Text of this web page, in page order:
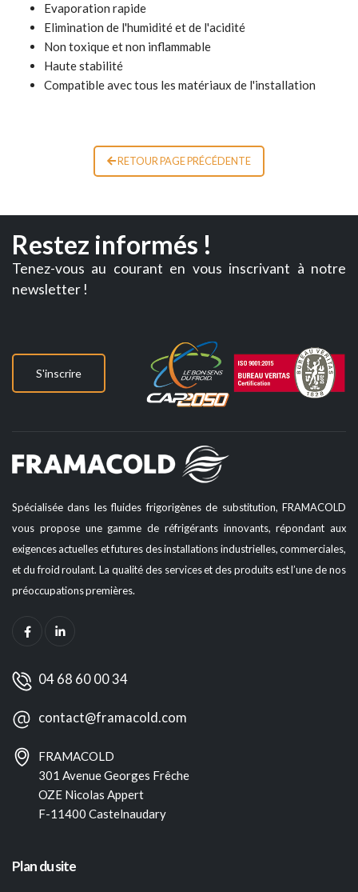
Evaporation rapide
Elimination de l'humidité et de l'acidité
Non toxique et non inflammable
Haute stabilité
Compatible avec tous les matériaux de l'installation
RETOUR PAGE PRÉCÉDENTE
Restez informés !
Tenez-vous au courant en vous inscrivant à notre
newsletter !
S'inscrire
Spécialisée dans les fluides frigorigènes de substitution, FRAMACOLD
vous propose une gamme de réfrigérants innovants, répondant aux
exigences actuelles et futures des installations industrielles, commerciales,
et du froid roulant. La qualité des services et des produits est l’une de nos
préoccupations premières.
04 68 60 00 34
contact@framacold.com
FRAMACOLD
301 Avenue Georges Frêche
OZE Nicolas Appert
F-11400 Castelnaudary
Plan du site